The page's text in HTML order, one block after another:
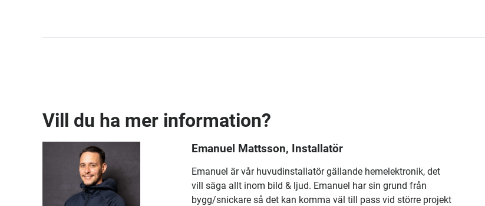
Vill du ha mer information?
Emanuel Mattsson, Installatör
Emanuel är vår huvudinstallatör gällande hemelektronik, det
vill säga allt inom bild & ljud. Emanuel har sin grund från
bygg/snickare så det kan komma väl till pass vid större projekt